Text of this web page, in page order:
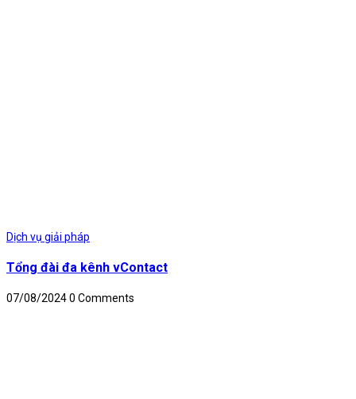
Dịch vụ giải pháp
Tổng đài đa kênh vContact
07/08/20240 Comments